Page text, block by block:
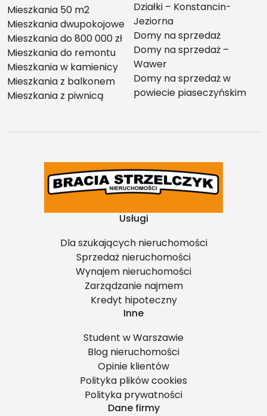
Mieszkania 50 m2
Mieszkania dwupokojowe
Mieszkania do 800 000 zł
Mieszkania do remontu
Mieszkania w kamienicy
Mieszkania z balkonem
Mieszkania z piwnicą
Działki – Konstancin-
Jeziorna
Domy na sprzedaż
Domy na sprzedaż –
Wawer
Domy na sprzedaż w
powiecie piaseczyńskim
Usługi
Dla szukających nieruchomości
Sprzedaż nieruchomości
Wynajem nieruchomości
Zarządzanie najmem
Kredyt hipoteczny
Inne
Student w Warszawie
Blog nieruchomości
Opinie klientów
Polityka plików cookies
Polityka prywatności
Dane firmy